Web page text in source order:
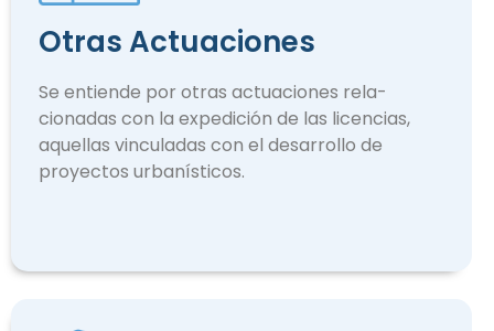
Otras Actuaciones
Se entiende por otras actuaciones rela­
cionadas con la expedición de las licencias,
aquellas vinculadas con el desarrollo de
proyectos urbanísticos.